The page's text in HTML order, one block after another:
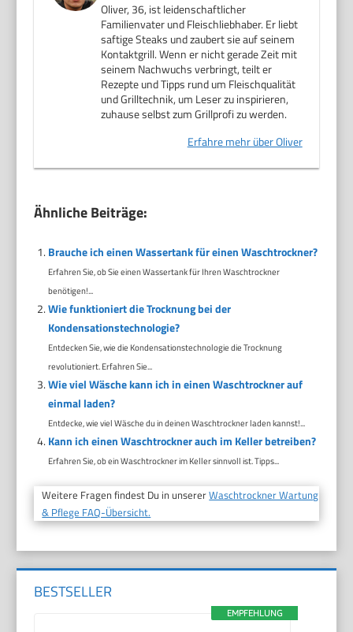
Oliver, 36, ist leidenschaftlicher
Familienvater und Fleischliebhaber. Er liebt
saftige Steaks und zaubert sie auf seinem
Kontaktgrill. Wenn er nicht gerade Zeit mit
seinem Nachwuchs verbringt, teilt er
Rezepte und Tipps rund um Fleischqualität
und Grilltechnik, um Leser zu inspirieren,
zuhause selbst zum Grillprofi zu werden.
Erfahre mehr über Oliver
Ähnliche Beiträge:
Brauche ich einen Wassertank für einen Waschtrockner?
Erfahren Sie, ob Sie einen Wassertank für Ihren Waschtrockner
benötigen!...
Wie funktioniert die Trocknung bei der
Kondensationstechnologie?
Entdecken Sie, wie die Kondensationstechnologie die Trocknung
revolutioniert. Erfahren Sie...
Wie viel Wäsche kann ich in einen Waschtrockner auf
einmal laden?
Entdecke, wie viel Wäsche du in deinen Waschtrockner laden kannst!...
Kann ich einen Waschtrockner auch im Keller betreiben?
Erfahren Sie, ob ein Waschtrockner im Keller sinnvoll ist. Tipps...
Weitere Fragen findest Du in unsererWaschtrockner Wartung
& Pflege FAQ-Übersicht.
BESTSELLER
EMPFEHLUNG